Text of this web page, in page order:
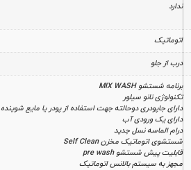
ندارد
اتوماتیک
درب از جلو
برنامه شستشو MIX WASH
تکنولوژی نانو سیلور
دارای جاپودری دوحالته جهت استفاده از پودر یا مایع شوینده
دارای یک ورودی آب
درام الماسه نسل جدید
شستشوی اتوماتیک مخزن Self Clean
قابلیت پیش شستشو pre wash
مجهز به سیستم بالانس اتوماتیک